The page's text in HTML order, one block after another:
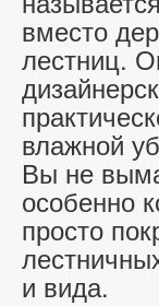
вместо
лестниц.
влажной
Вы не
особенно
просто
и вида.